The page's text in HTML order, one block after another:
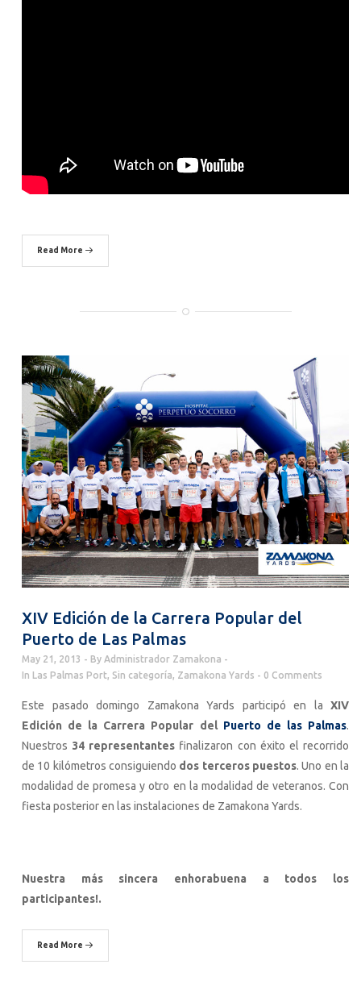
Read More
XIV Edición de la Carrera Popular del
Puerto de Las Palmas
May 21, 2013 By Administrador Zamakona
In Las Palmas Port, Sin categoría, Zamakona Yards 0 Comments
Este pasado domingo Zamakona Yards participó en la XIV
Edición de la Carrera Popular del Puerto de las Palmas.
Nuestros 34 representantes finalizaron con éxito el recorrido
de 10 kilómetros consiguiendo dos terceros puestos. Uno en la
modalidad de promesa y otro en la modalidad de veteranos. Con
fiesta posterior en las instalaciones de Zamakona Yards.
Nuestra más sincera enhorabuena a todos los
participantes!.
Read More